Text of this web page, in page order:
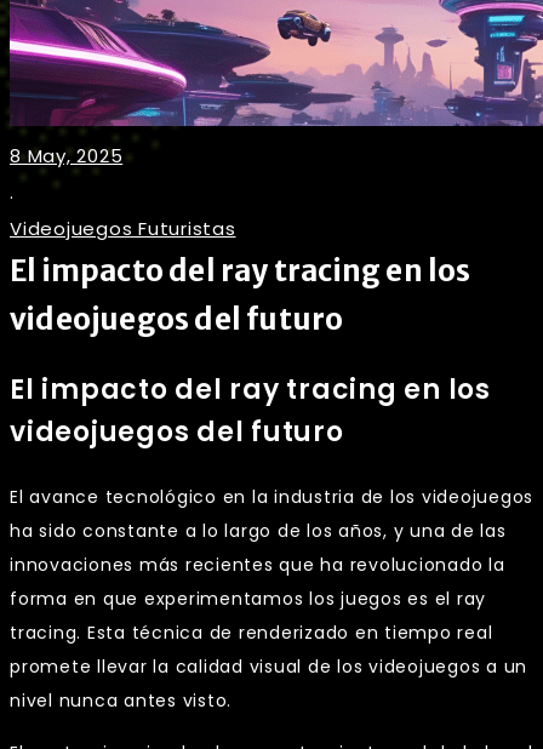
8 May, 2025
.
Videojuegos Futuristas
El impacto del ray tracing en los
videojuegos del futuro
El impacto del ray tracing en los
videojuegos del futuro
El avance tecnológico en la industria de los videojuegos
ha sido constante a lo largo de los años, y una de las
innovaciones más recientes que ha revolucionado la
forma en que experimentamos los juegos es el ray
tracing. Esta técnica de renderizado en tiempo real
promete llevar la calidad visual de los videojuegos a un
nivel nunca antes visto.